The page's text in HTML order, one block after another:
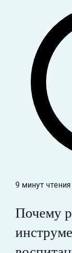
9 минут чтения
Почему